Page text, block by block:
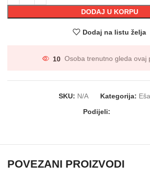
DODAJ U KORPU
Dodaj na listu želja
10 Osoba trenutno gleda ovaj
SKU: N/A Kategorija:
Podijeli:
POVEZANI PROIZVODI